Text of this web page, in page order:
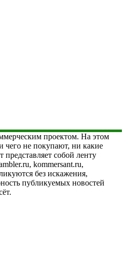
проектом. На этом
чего не покупают, ни какие
собой ленту
kommersant.ru,
без искажения,
публикуемых новостей